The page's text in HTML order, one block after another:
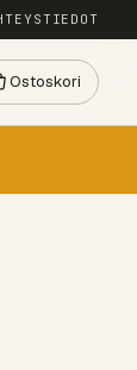
Ostoskori